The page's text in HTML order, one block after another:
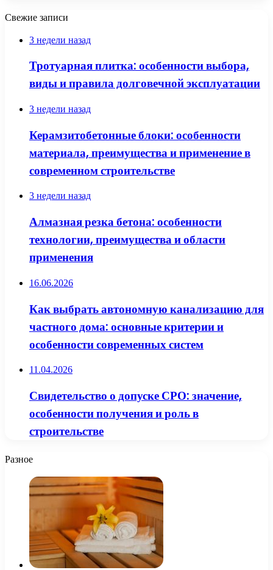
Свежие записи
3 недели назад
Тротуарная плитка: особенности выбора,
виды и правила долговечной эксплуатации
3 недели назад
Керамзитобетонные блоки: особенности
материала, преимущества и применение в
современном строительстве
3 недели назад
Алмазная резка бетона: особенности
технологии, преимущества и области
применения
16.06.2026
Как выбрать автономную канализацию для
частного дома: основные критерии и
особенности современных систем
11.04.2026
Свидетельство о допуске СРО: значение,
особенности получения и роль в
строительстве
Разное